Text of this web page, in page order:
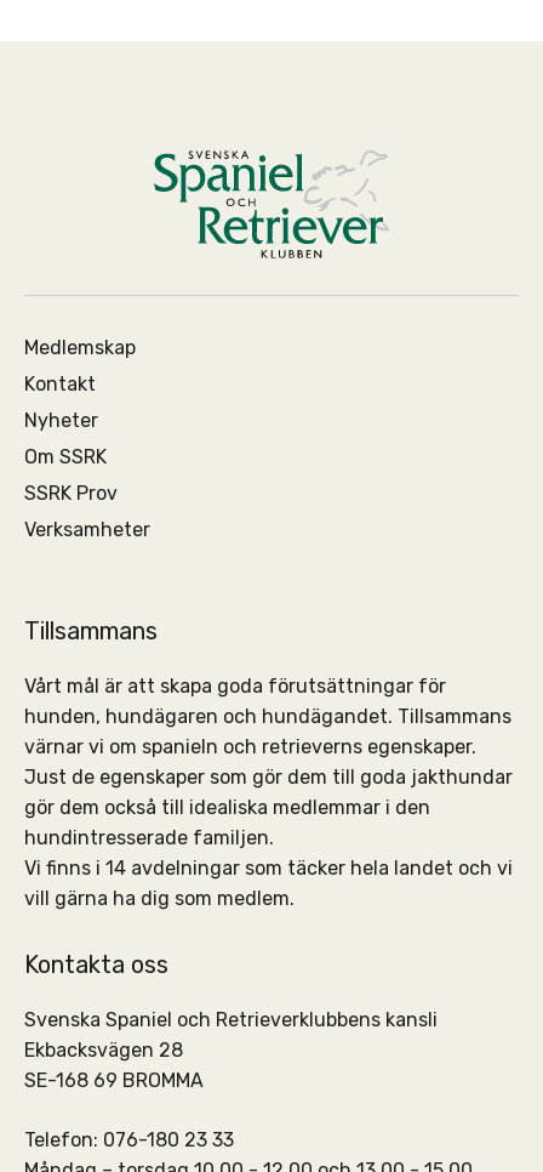
Medlemskap
Kontakt
Nyheter
Om SSRK
SSRK Prov
Verksamheter
Tillsammans
Vårt mål är att skapa goda förutsättningar för
hunden, hundägaren och hundägandet. Tillsammans
värnar vi om spanieln och retrieverns egenskaper.
Just de egenskaper som gör dem till goda jakthundar
gör dem också till idealiska medlemmar i den
hundintresserade familjen.
Vi finns i 14 avdelningar som täcker hela landet och vi
vill gärna ha dig som medlem.
Kontakta oss
Svenska Spaniel och Retrieverklubbens kansli
Ekbacksvägen 28
SE-168 69 BROMMA
Telefon: 076-180 23 33